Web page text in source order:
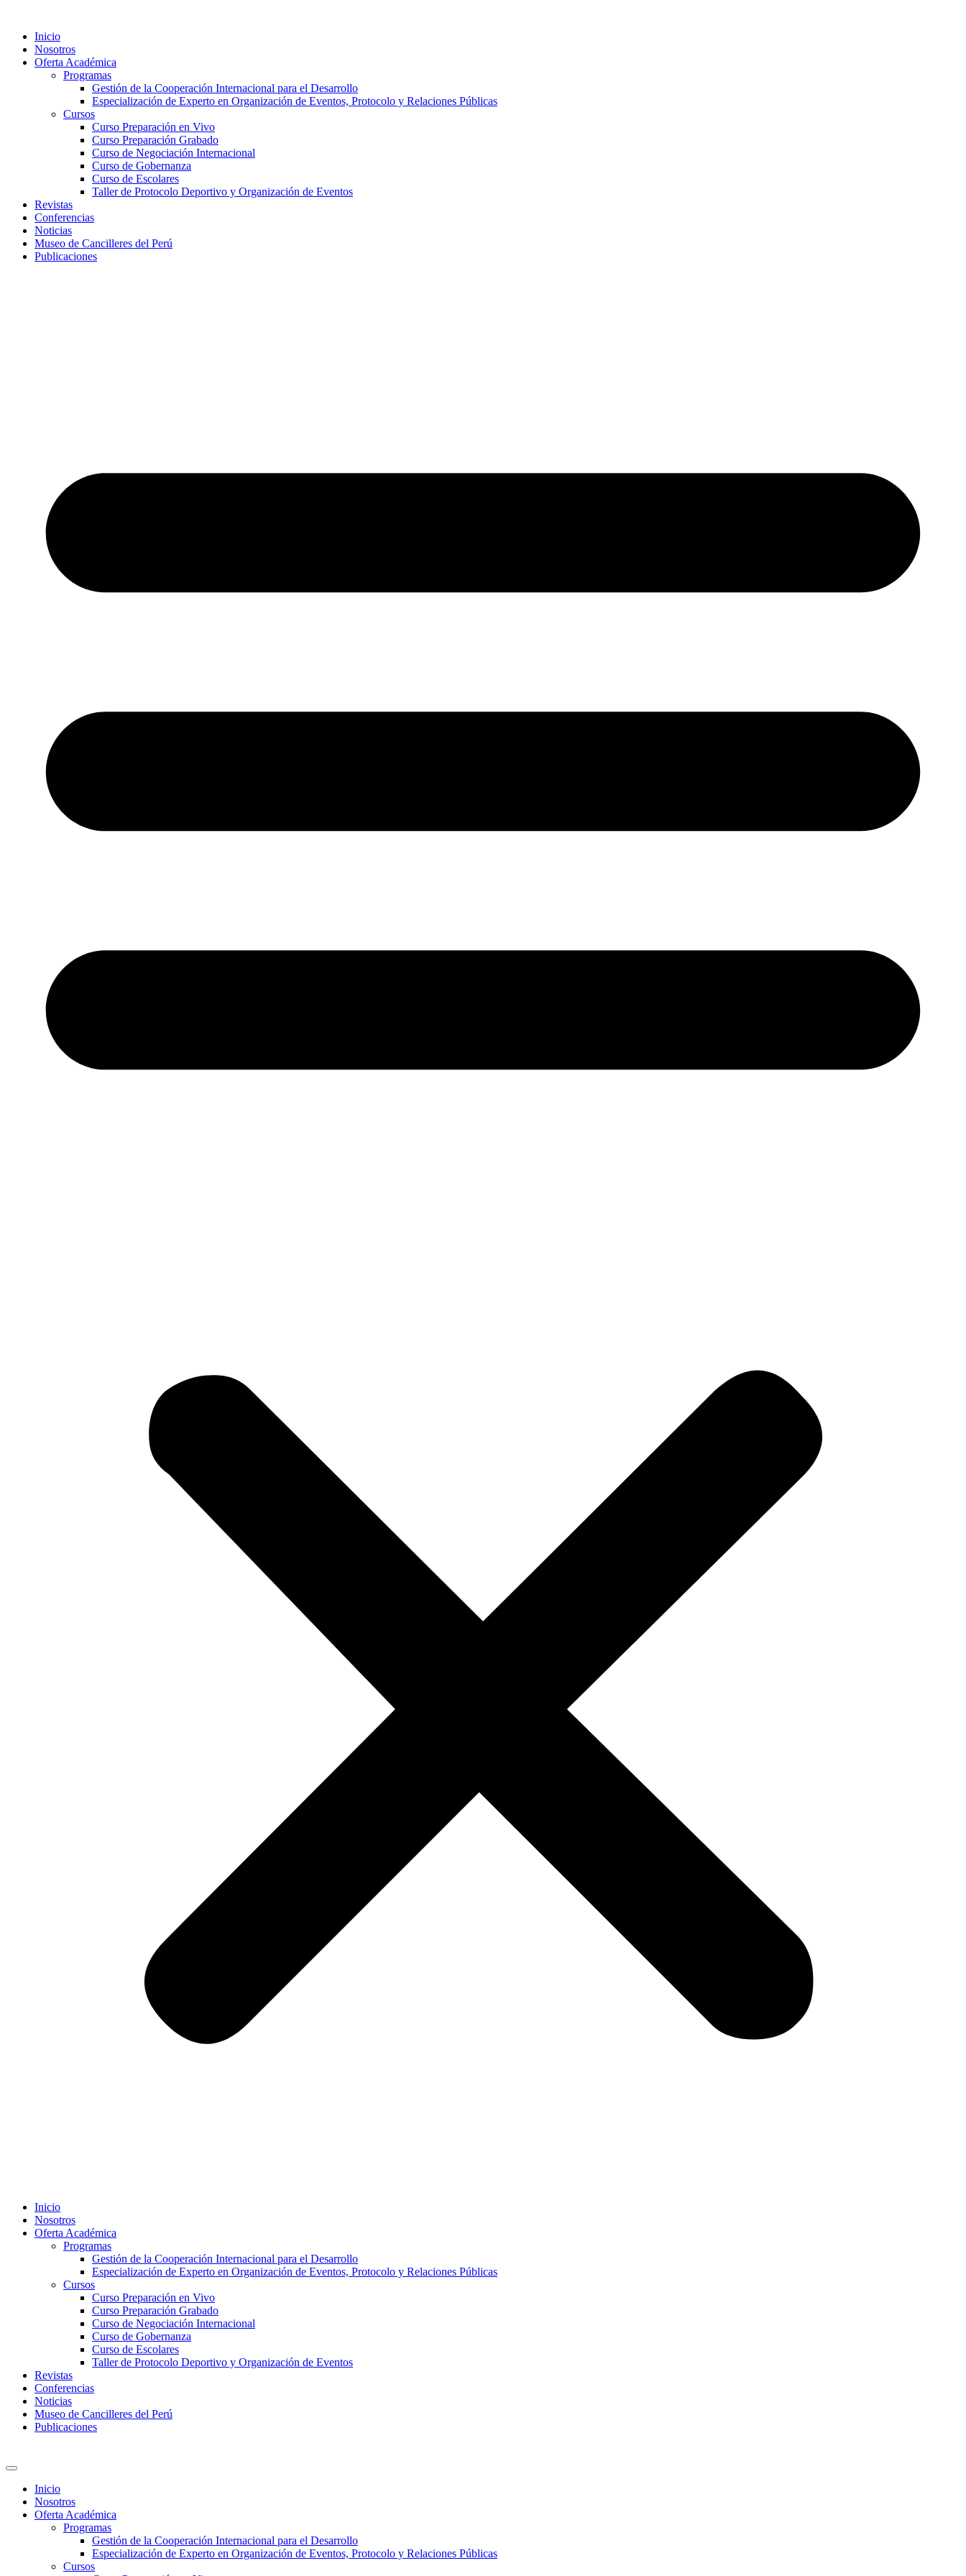
contenido
Inicio
Nosotros
Oferta Académica
Programas
Gestión de la Cooperación Internacional para el Desarrollo
Especialización de Experto en Organización de Eventos, Protocolo y Relaciones Públicas
Cursos
Curso Preparación en Vivo
Curso Preparación Grabado
Curso de Negociación Internacional
Curso de Gobernanza
Curso de Escolares
Taller de Protocolo Deportivo y Organización de Eventos
Revistas
Conferencias
Noticias
Museo de Cancilleres del Perú
Publicaciones
Inicio
Nosotros
Oferta Académica
Programas
Gestión de la Cooperación Internacional para el Desarrollo
Especialización de Experto en Organización de Eventos, Protocolo y Relaciones Públicas
Cursos
Curso Preparación en Vivo
Curso Preparación Grabado
Curso de Negociación Internacional
Curso de Gobernanza
Curso de Escolares
Taller de Protocolo Deportivo y Organización de Eventos
Revistas
Conferencias
Noticias
Museo de Cancilleres del Perú
Publicaciones
Inicio
Nosotros
Oferta Académica
Programas
Gestión de la Cooperación Internacional para el Desarrollo
Especialización de Experto en Organización de Eventos, Protocolo y Relaciones Públicas
Cursos